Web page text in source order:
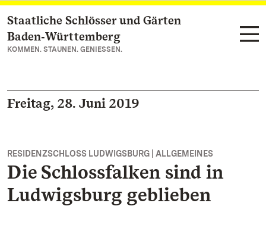
Zum Hauptinhalt springen
Staatliche Schlösser und Gärten
Baden‑Württemberg
KOMMEN. STAUNEN. GENIESSEN.
Freitag, 28. Juni 2019
RESIDENZSCHLOSS LUDWIGSBURG | ALLGEMEINES
Die Schlossfalken sind in
Ludwigsburg geblieben